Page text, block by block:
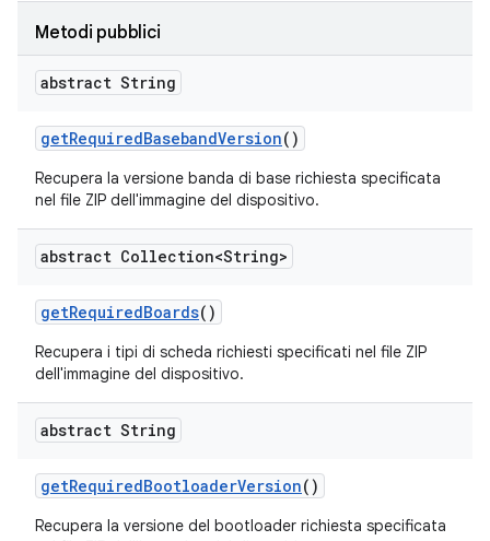
Metodi pubblici
abstract String
getRequiredBasebandVersion()
Recupera la versione banda di base richiesta specificata
nel file ZIP dell'immagine del dispositivo.
abstract Collection<String>
getRequiredBoards()
Recupera i tipi di scheda richiesti specificati nel file ZIP
dell'immagine del dispositivo.
abstract String
getRequiredBootloaderVersion()
Recupera la versione del bootloader richiesta specificata